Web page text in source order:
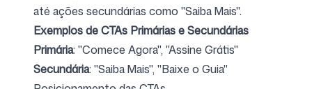
até ações secundárias como "Saiba Mais".
Exemplos de CTAs Primárias e Secundárias
Primária: "Comece Agora", "Assine Grátis"
Secundária: "Saiba Mais", "Baixe o Guia"